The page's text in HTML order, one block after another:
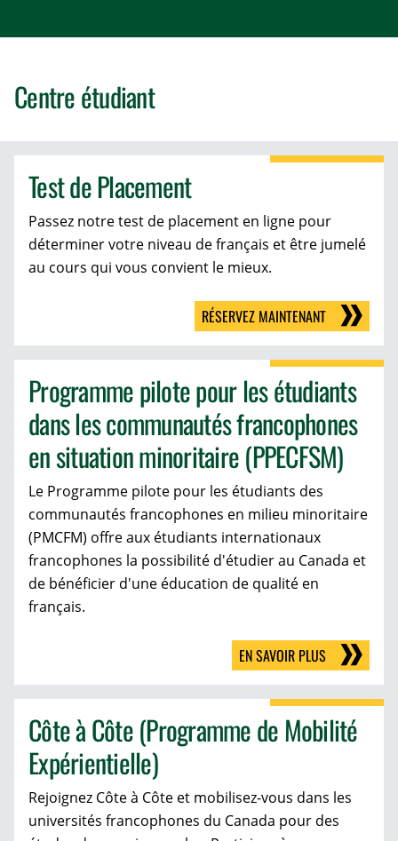
Centre étudiant
Test de Placement
Passez notre test de placement en ligne pour
déterminer votre niveau de français et être jumelé
au cours qui vous convient le mieux.
RÉSERVEZ MAINTENANT
Programme pilote pour les étudiants
dans les communautés francophones
en situation minoritaire (PPECFSM)
Le Programme pilote pour les étudiants des
communautés francophones en milieu minoritaire
(PMCFM) offre aux étudiants internationaux
francophones la possibilité d'étudier au Canada et
de bénéficier d'une éducation de qualité en
français.
EN SAVOIR PLUS
Côte à Côte (Programme de Mobilité
Expérientielle)
Rejoignez Côte à Côte et mobilisez-vous dans les
universités francophones du Canada pour des